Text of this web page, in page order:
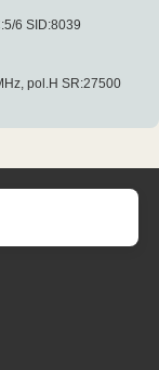
6 SID:8039
pol.H SR:27500